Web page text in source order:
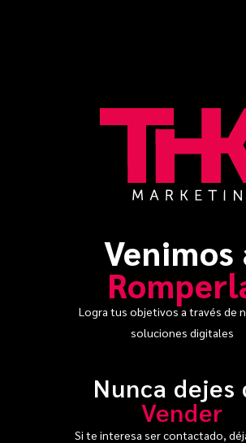
Venimos
Logra tus objetivos a través de
soluciones digitales
Nunca dejes
Vender
Si te interesa ser contactado,